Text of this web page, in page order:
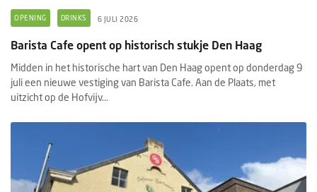
OPENING DRINKS 6 JULI 2026
Barista Cafe opent op historisch stukje Den Haag
Midden in het historische hart van Den Haag opent op donderdag 9
juli een nieuwe vestiging van Barista Cafe. Aan de Plaats, met
uitzicht op de Hofvijv...